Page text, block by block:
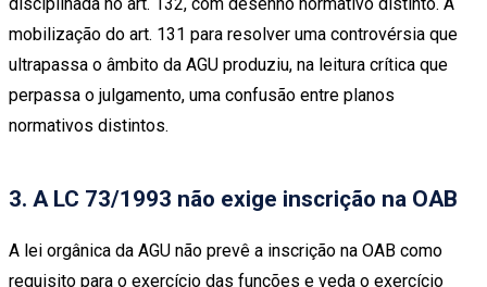
mobilização do art. 131 para resolver uma controvérsia que
ultrapassa o âmbito da AGU produziu, na leitura crítica que
perpassa o julgamento, uma confusão entre planos
normativos distintos.
3. A LC 73/1993 não exige inscrição na OAB
A lei orgânica da AGU não prevê a inscrição na OAB como
requisito para o exercício das funções e veda o exercício